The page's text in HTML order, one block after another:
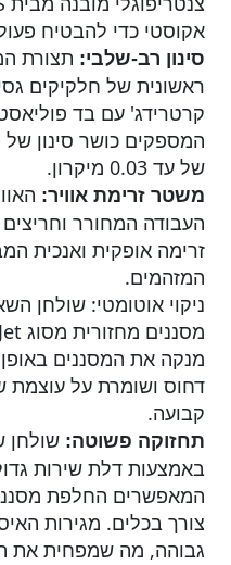
אקוסטי כדי להבטיח
סינון רב-שלבי: תצורת
ראשונית של חלקיקים
קרטרידג' עם בד
של עד 0.03 מיקרון.
משטר זרימת אוויר:
העבודה המחורר
זרימה אופקית ואנכית
המזהמים.
ניקוי אוטומטי: שולחן
מנקה את המסננים
דחוס ושומרת על עוצמת
קבועה.
תחזוקה פשוטה: שולחן
באמצעות דלת שירות
המאפשרים החלפת
צורך בכלים. מגירות
גבוהה, מה שמפחית את